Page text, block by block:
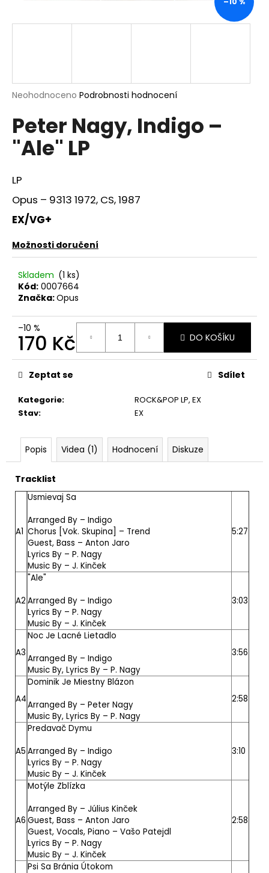
Průměrné
produktu
je
0,0
hvězdiček.
Neohodnoceno Podrobnosti hodnocení
Peter Nagy, Indigo –
"Ale" LP
LP
Opus – 9313 1972, CS, 1987
EX/VG+
Možnosti doručení
Skladem (1 ks)
Kód: 0007664
Značka:Opus
–10 %
170 Kč
Měrná
cena:
DO KOŠÍKU
Kategorie: ROCK&POP LP, EX
Stav: EX
Zeptat se Sdílet
Popis Videa (1) Hodnocení Diskuze
Tracklist
A1
Usmievaj Sa
Arranged By – Indigo
Chorus [Vok. Skupina] – Trend
Guest, Bass – Anton Jaro
Lyrics By – P. Nagy
Music By – J. Kinček
5:27
A2
"Ale"
Arranged By – Indigo
Lyrics By – P. Nagy
Music By – J. Kinček
3:03
A3
Noc Je Lacné Lietadlo
Arranged By – Indigo
Music By, Lyrics By – P. Nagy
3:56
A4
Dominik Je Miestny Blázon
Arranged By – Peter Nagy
Music By, Lyrics By – P. Nagy
2:58
A5
Predavač Dymu
Arranged By – Indigo
Lyrics By – P. Nagy
Music By – J. Kinček
3:10
A6
Motýle Zblízka
Arranged By – Július Kinček
Guest, Bass – Anton Jaro
Guest, Vocals, Piano – Vašo Patejdl
Lyrics By – P. Nagy
Music By – J. Kinček
2:58
Psi Sa Bránia Útokom
j
?
HLEDAT
o
p
r
u
č
u
m
e
PINK
THE
PIPER
THE
GATES
DAWN
CD
290